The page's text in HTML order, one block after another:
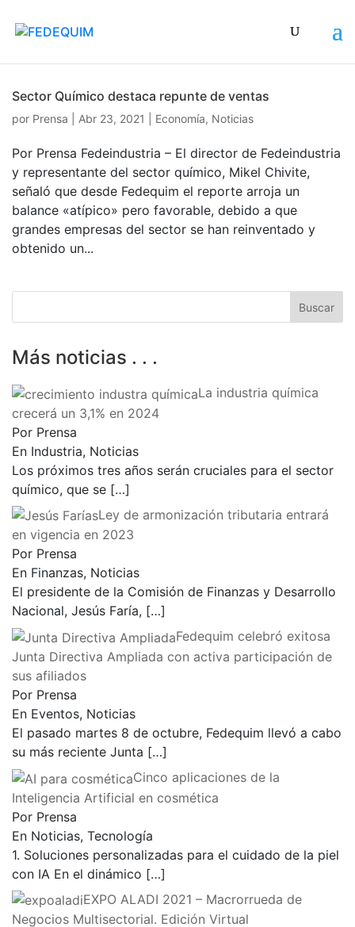
Sector Químico destaca repunte de ventas
por Prensa Abr 23, 2021 Economía, Noticias
Por Prensa Fedeindustria – El director de Fedeindustria
y representante del sector químico, Mikel Chivite,
señaló que desde Fedequim el reporte arroja un
balance «atípico» pero favorable, debido a que
grandes empresas del sector se han reinventado y
obtenido un...
Más noticias . . .
La industria química
crecerá un 3,1% en 2024
Por Prensa
En Industria, Noticias
Los próximos tres años serán cruciales para el sector
químico, que se […]
Ley de armonización tributaria entrará
en vigencia en 2023
Por Prensa
En Finanzas, Noticias
El presidente de la Comisión de Finanzas y Desarrollo
Nacional, Jesús Faría, […]
Fedequim celebró exitosa
Junta Directiva Ampliada con activa participación de
sus afiliados
Por Prensa
En Eventos, Noticias
El pasado martes 8 de octubre, Fedequim llevó a cabo
su más reciente Junta […]
Cinco aplicaciones de la
Inteligencia Artificial en cosmética
Por Prensa
En Noticias, Tecnología
1. Soluciones personalizadas para el cuidado de la piel
con IA En el dinámico […]
EXPO ALADI 2021 – Macrorrueda de
Negocios Multisectorial. Edición Virtual